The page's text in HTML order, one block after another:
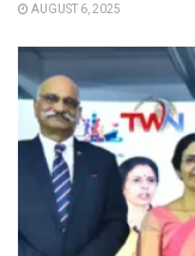
AUGUST 6, 2025